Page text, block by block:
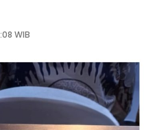
WIB